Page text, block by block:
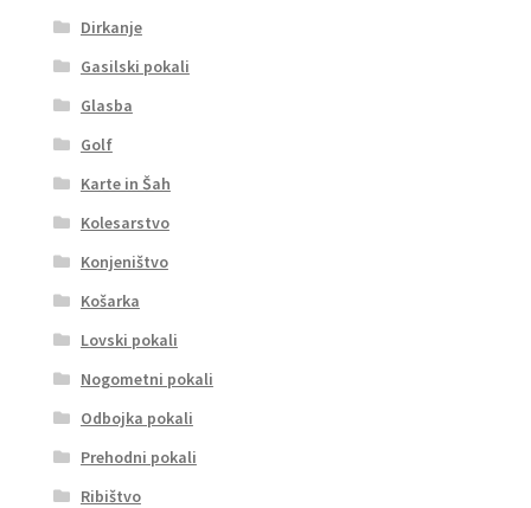
Dirkanje
Gasilski pokali
Glasba
Golf
Karte in Šah
Kolesarstvo
Konjeništvo
Košarka
Lovski pokali
Nogometni pokali
Odbojka pokali
Prehodni pokali
Ribištvo